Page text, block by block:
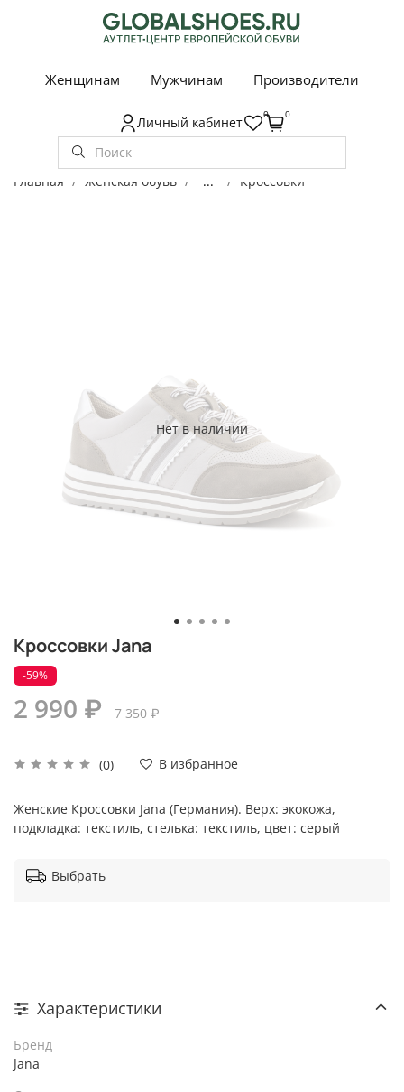
Женщинам Мужчинам Производители
Личный кабинет 0 0
Главная Женская обувь ... Кроссовки
Нет в наличии
Кроссовки Jana
(0) В избранное
-59%
2 990 ₽ 7 350 ₽
Женские Кроссовки Jana (Германия). Верх: экокожа,
подкладка: текстиль, стелька: текстиль, цвет: серый
Выбрать
Характеристики
Бренд
Jana